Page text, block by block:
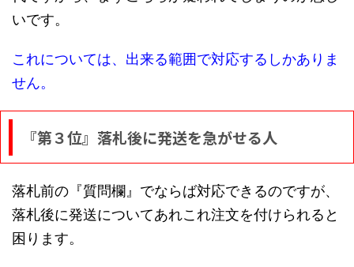
いです。
これについては、出来る範囲で対応するしかありま
せん。
『第３位』落札後に発送を急がせる人
落札前の『質問欄』でならば対応できるのですが、
落札後に発送についてあれこれ注文を付けられると
困ります。